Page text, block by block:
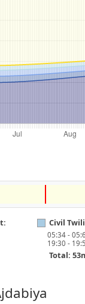
Civil
05:34 -
19:30 -
Total: